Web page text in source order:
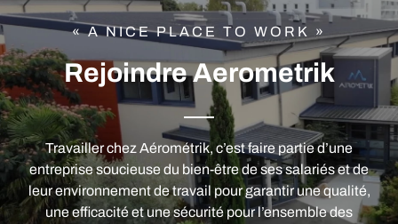
« A NICE PLACE TO WORK »
Rejoindre Aerometrik
Travailler chez Aérométrik, c’est faire partie d’une
entreprise soucieuse du bien-être de ses salariés et de
leur environnement de travail pour garantir une qualité,
une efficacité et une sécurité pour l’ensemble des